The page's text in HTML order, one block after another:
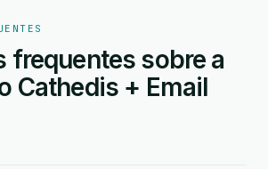
frequentes sobre a
Cathedis + Email